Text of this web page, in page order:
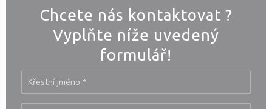
Chcete nás kontaktovat ?
Vyplňte níže uvedený
formulář!